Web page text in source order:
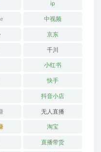
ip
中视频
京东
千川
小红书
快手
抖音小店
无人直播
淘宝
直播带货